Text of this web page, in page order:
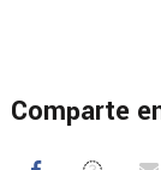
Comparte